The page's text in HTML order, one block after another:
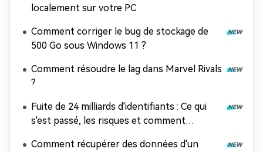
localement sur votre PC
Comment corriger le bug de stockage de
500 Go sous Windows 11 ?
Comment résoudre le lag dans Marvel Rivals
?
Fuite de 24 milliards d'identifiants : Ce qui
s'est passé, les risques et comment
Comment récupérer des données d'un